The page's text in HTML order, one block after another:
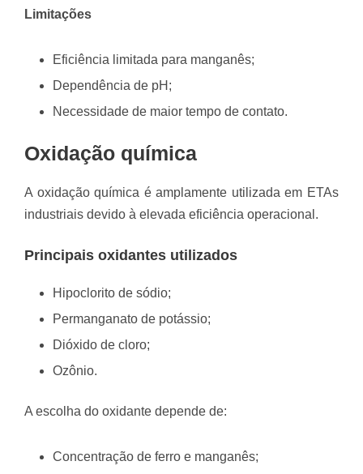
Limitações
Eficiência limitada para manganês;
Dependência de pH;
Necessidade de maior tempo de contato.
Oxidação química
A oxidação química é amplamente utilizada em ETAs
industriais devido à elevada eficiência operacional.
Principais oxidantes utilizados
Hipoclorito de sódio;
Permanganato de potássio;
Dióxido de cloro;
Ozônio.
A escolha do oxidante depende de:
Concentração de ferro e manganês;